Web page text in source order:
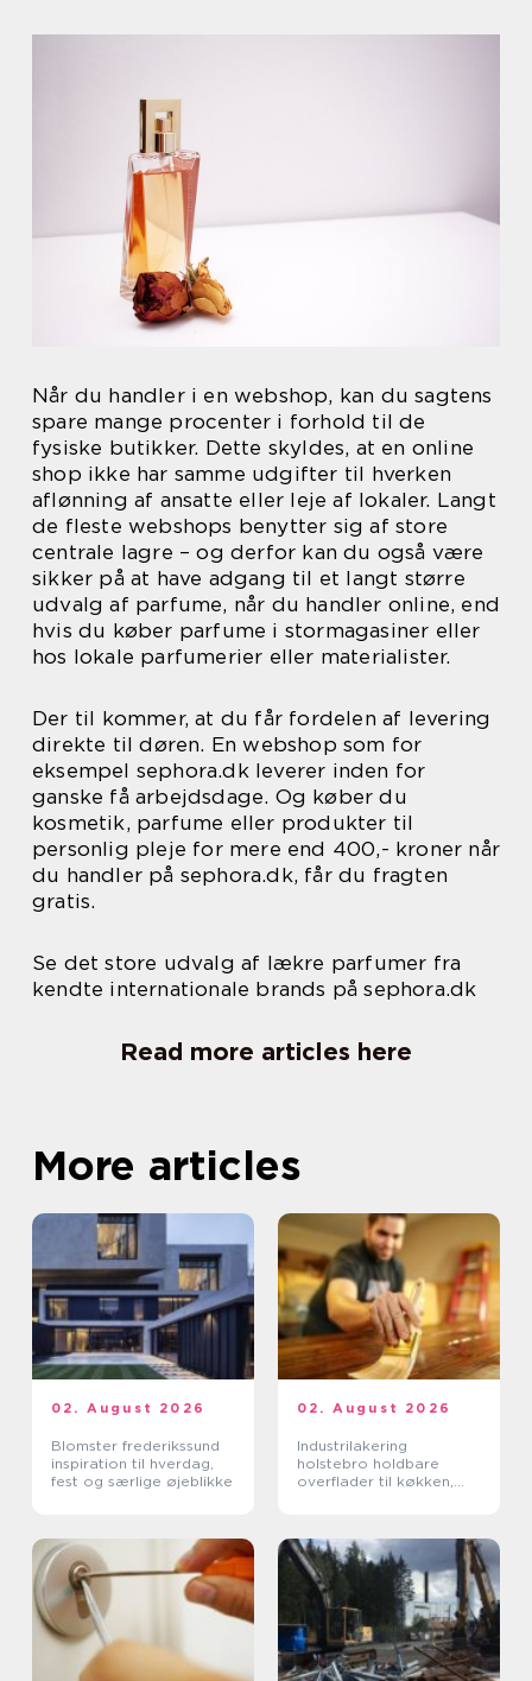
Når du handler i en webshop, kan du sagtens
spare mange procenter i forhold til de
fysiske butikker. Dette skyldes, at en online
shop ikke har samme udgifter til hverken
aflønning af ansatte eller leje af lokaler. Langt
de fleste webshops benytter sig af store
centrale lagre – og derfor kan du også være
sikker på at have adgang til et langt større
udvalg af parfume, når du handler online, end
hvis du køber parfume i stormagasiner eller
hos lokale parfumerier eller materialister.
Der til kommer, at du får fordelen af levering
direkte til døren. En webshop som for
eksempel sephora.dk leverer inden for
ganske få arbejdsdage. Og køber du
kosmetik, parfume eller produkter til
personlig pleje for mere end 400,- kroner når
du handler på sephora.dk, får du fragten
gratis.
Se det store udvalg af lækre parfumer fra
kendte internationale brands på sephora.dk
Read more articles here
More articles
02. August 2026
Blomster frederikssund
inspiration til hverdag,
fest og særlige øjeblikke
02. August 2026
Industrilakering
holstebro holdbare
overflader til køkken,